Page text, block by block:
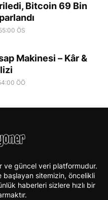
Bitcoin 69 Bin
ÖS
Makinesi – Kâr &
ÖÖ
ve güncel veri platformudur.
başlayan sitemizin, öncelikli
haberleri sizlere hızlı bir